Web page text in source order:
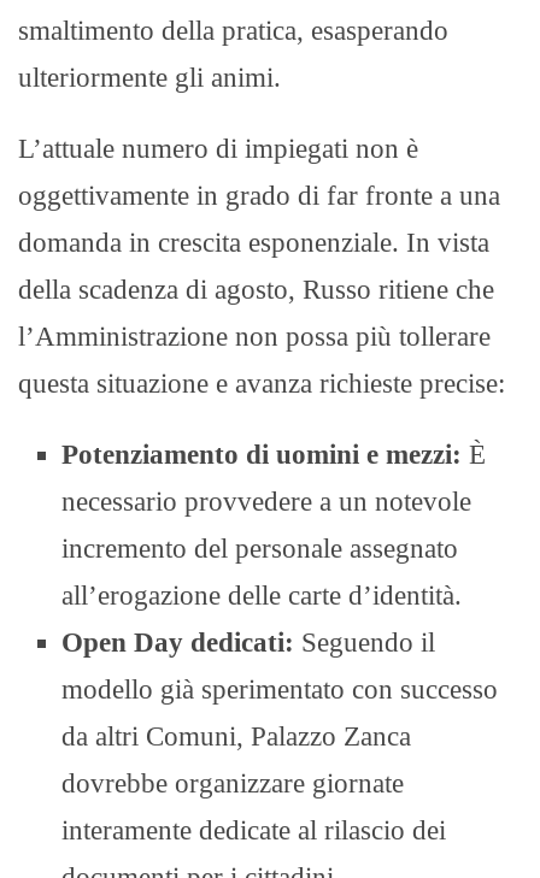
smaltimento della pratica, esasperando
ulteriormente gli animi.
L’attuale numero di impiegati non è
oggettivamente in grado di far fronte a una
domanda in crescita esponenziale. In vista
della scadenza di agosto, Russo ritiene che
l’Amministrazione non possa più tollerare
questa situazione e avanza richieste precise:
Potenziamento di uomini e mezzi: È
necessario provvedere a un notevole
incremento del personale assegnato
all’erogazione delle carte d’identità.
Open Day dedicati: Seguendo il
modello già sperimentato con successo
da altri Comuni, Palazzo Zanca
dovrebbe organizzare giornate
interamente dedicate al rilascio dei